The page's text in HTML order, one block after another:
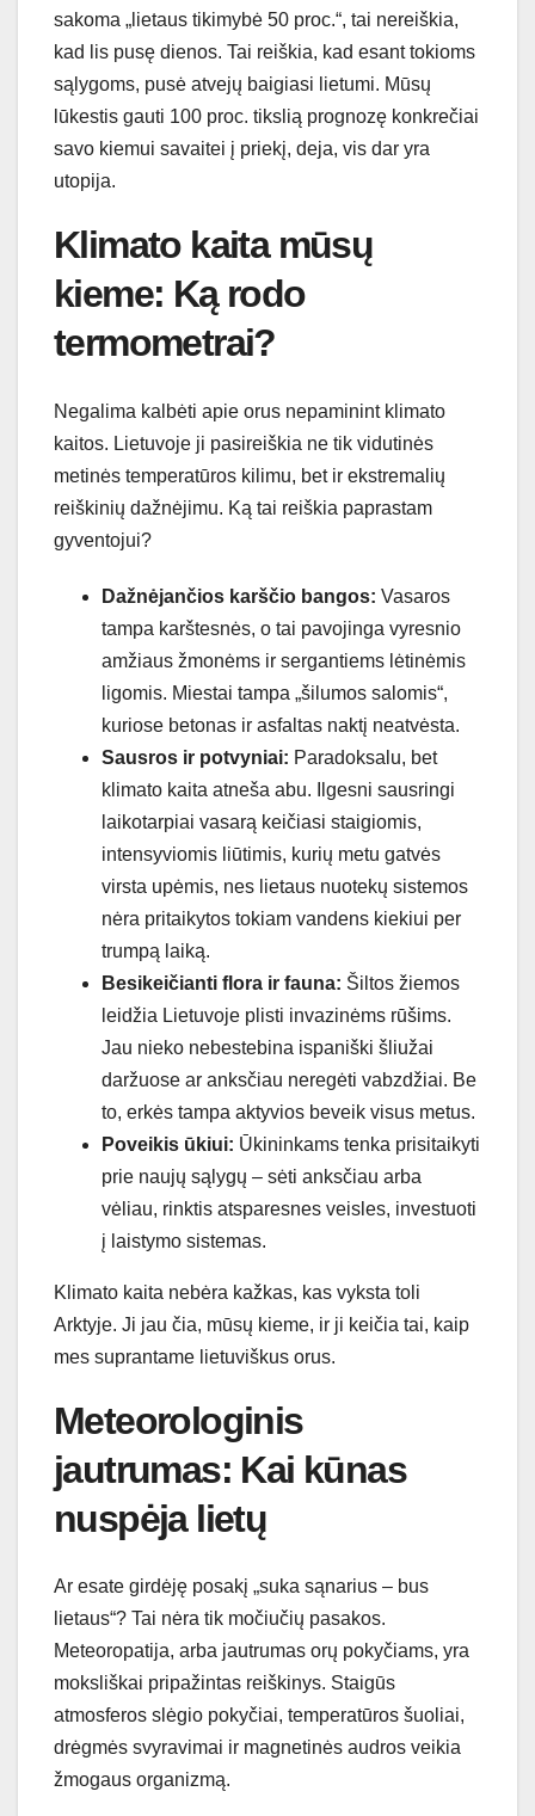
sakoma „lietaus tikimybė 50 proc.“, tai nereiškia,
kad lis pusę dienos. Tai reiškia, kad esant tokioms
sąlygoms, pusė atvejų baigiasi lietumi. Mūsų
lūkestis gauti 100 proc. tikslią prognozę konkrečiai
savo kiemui savaitei į priekį, deja, vis dar yra
utopija.
Klimato kaita mūsų
kieme: Ką rodo
termometrai?
Negalima kalbėti apie orus nepaminint klimato
kaitos. Lietuvoje ji pasireiškia ne tik vidutinės
metinės temperatūros kilimu, bet ir ekstremalių
reiškinių dažnėjimu. Ką tai reiškia paprastam
gyventojui?
Dažnėjančios karščio bangos: Vasaros
tampa karštesnės, o tai pavojinga vyresnio
amžiaus žmonėms ir sergantiems lėtinėmis
ligomis. Miestai tampa „šilumos salomis“,
kuriose betonas ir asfaltas naktį neatvėsta.
Sausros ir potvyniai: Paradoksalu, bet
klimato kaita atneša abu. Ilgesni sausringi
laikotarpiai vasarą keičiasi staigiomis,
intensyviomis liūtimis, kurių metu gatvės
virsta upėmis, nes lietaus nuotekų sistemos
nėra pritaikytos tokiam vandens kiekiui per
trumpą laiką.
Besikeičianti flora ir fauna: Šiltos žiemos
leidžia Lietuvoje plisti invazinėms rūšims.
Jau nieko nebestebina ispaniški šliužai
daržuose ar anksčiau neregėti vabzdžiai. Be
to, erkės tampa aktyvios beveik visus metus.
Poveikis ūkiui: Ūkininkams tenka prisitaikyti
prie naujų sąlygų – sėti anksčiau arba
vėliau, rinktis atsparesnes veisles, investuoti
į laistymo sistemas.
Klimato kaita nebėra kažkas, kas vyksta toli
Arktyje. Ji jau čia, mūsų kieme, ir ji keičia tai, kaip
mes suprantame lietuviškus orus.
Meteorologinis
jautrumas: Kai kūnas
nuspėja lietų
Ar esate girdėję posakį „suka sąnarius – bus
lietaus“? Tai nėra tik močiučių pasakos.
Meteoropatija, arba jautrumas orų pokyčiams, yra
moksliškai pripažintas reiškinys. Staigūs
atmosferos slėgio pokyčiai, temperatūros šuoliai,
drėgmės svyravimai ir magnetinės audros veikia
žmogaus organizmą.